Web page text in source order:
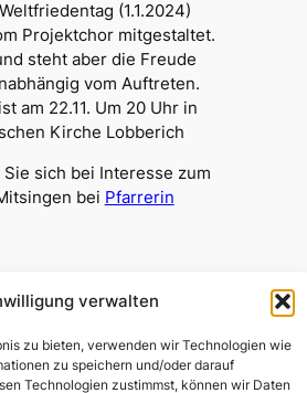
verwalten
zu bieten, verwenden wir Technologien wie
zu speichern und/oder darauf
Technologien zustimmst, können wir Daten
(1.1.2024)
Projektchor mitgestaltet.
steht aber die Freude
vom Auftreten.
am 22.11. Um 20 Uhr in
Kirche Lobberich
sich bei Interesse zum
bei Pfarrerin
Kirche